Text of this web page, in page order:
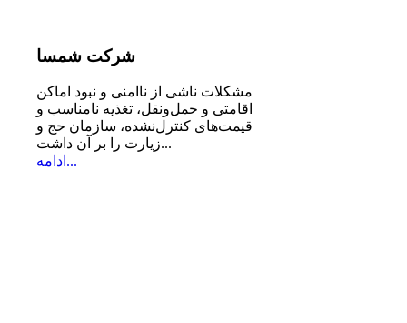
شرکت شمسا
مشكلات ناشی از ناامنی و نبود اماكن
اقامتی و حمل‌ونقل، تغذیه‌ نامناسب و
قیمت‌های كنترل‌نشده، سازمان حج و
زیارت را بر آن داشت...
ادامه...